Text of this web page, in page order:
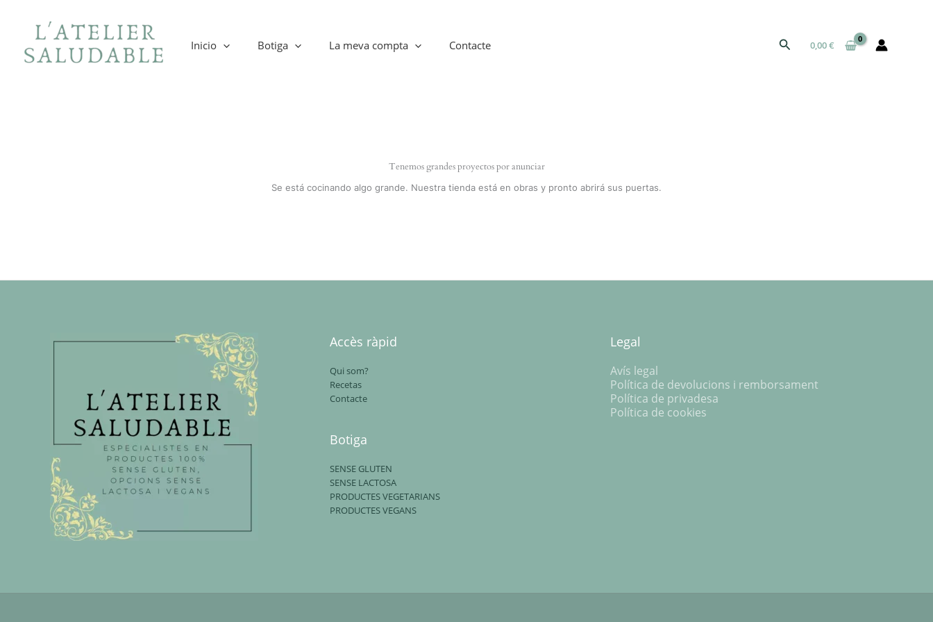
contenido
Inicio Botiga La meva compta Contacte Buscar0,00€
Tenemos grandes proyectos por anunciar
Se está cocinando algo grande. Nuestra tienda está en obras y pronto abrirá sus puertas.
Accès ràpid
Qui som?
Recetas
Contacte
Botiga
SENSE GLUTEN
SENSE LACTOSA
PRODUCTES VEGETARIANS
PRODUCTES VEGANS
Legal
Avís legal
Política de devolucions i remborsament
Política de privadesa
Política de cookies